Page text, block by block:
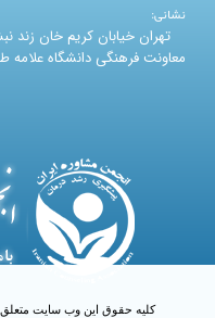
نشانی:
تهران خیابان کریم خان زند
معاونت فرهنگی دانشگاه علامه
کلیه حقوق این وب سایت متعلق به